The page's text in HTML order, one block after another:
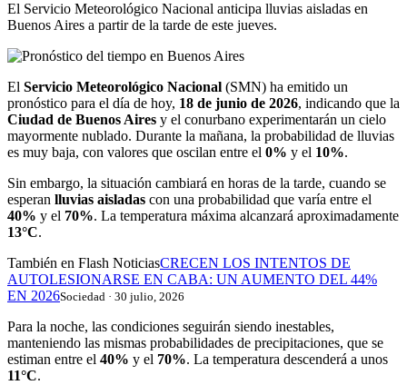
El Servicio Meteorológico Nacional anticipa lluvias aisladas en
Buenos Aires a partir de la tarde de este jueves.
El Servicio Meteorológico Nacional (SMN) ha emitido un
pronóstico para el día de hoy, 18 de junio de 2026, indicando que la
Ciudad de Buenos Aires y el conurbano experimentarán un cielo
mayormente nublado. Durante la mañana, la probabilidad de lluvias
es muy baja, con valores que oscilan entre el 0% y el 10%.
Sin embargo, la situación cambiará en horas de la tarde, cuando se
esperan lluvias aisladas con una probabilidad que varía entre el
40% y el 70%. La temperatura máxima alcanzará aproximadamente
13°C.
También en Flash NoticiasCRECEN LOS INTENTOS DE
AUTOLESIONARSE EN CABA: UN AUMENTO DEL 44%
EN 2026Sociedad · 30 julio, 2026
Para la noche, las condiciones seguirán siendo inestables,
manteniendo las mismas probabilidades de precipitaciones, que se
estiman entre el 40% y el 70%. La temperatura descenderá a unos
11°C.